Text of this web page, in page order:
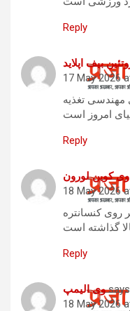
Reply
بیف اپلاید
17 May 2026
مهندسی تغذیه
Reply
وی کوین لورون
18 May 2026
روی کنسانتره
Reply
وی الیمپ
18 May 2026